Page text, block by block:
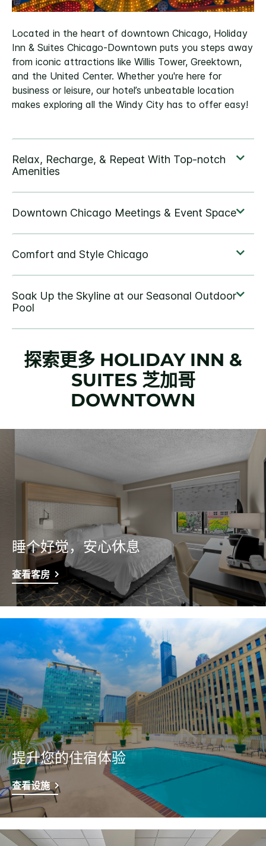
Located in the heart of downtown Chicago, Holiday
Inn & Suites Chicago-Downtown puts you steps away
from iconic attractions like Willis Tower, Greektown,
and the United Center. Whether you're here for
business or leisure, our hotel’s unbeatable location
makes exploring all the Windy City has to offer easy!
探索更多 HOLIDAY INN &
SUITES 芝加哥
DOWNTOWN
睡个好觉，安心休息
查看客房
提升您的住宿体验
查看设施